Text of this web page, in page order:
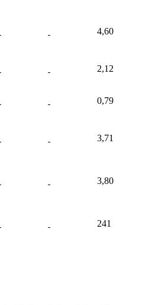
4,60
2,12
0,79
3,71
3,80
241